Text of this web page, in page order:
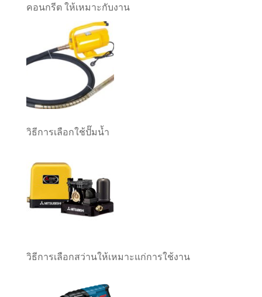
คอนกรีต ให้เหมาะกับงาน
วิธีการเลือกใช้ปั๊มน้ำ
วิธีการเลือกสว่านให้เหมาะแก่การใช้งาน